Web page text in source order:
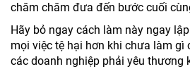
chăm chăm đưa đến bước cuối
Hãy bỏ ngay cách làm này ngay
mọi việc tệ hại hơn khi chưa làm gì
các doanh nghiệp phải yêu thương